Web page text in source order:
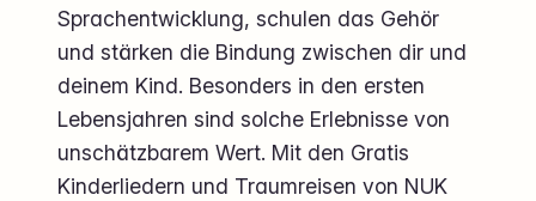
Sprachentwicklung, schulen das Gehör
und stärken die Bindung zwischen dir und
deinem Kind. Besonders in den ersten
Lebensjahren sind solche Erlebnisse von
unschätzbarem Wert. Mit den Gratis
Kinderliedern und Traumreisen von NUK